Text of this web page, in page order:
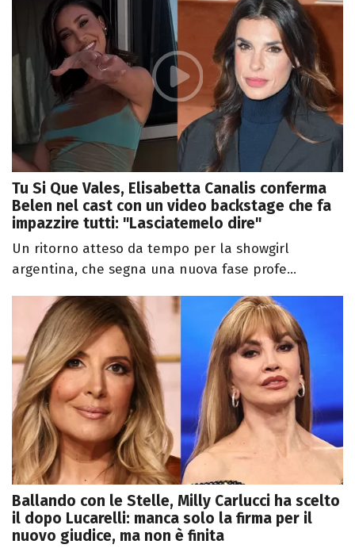
Tu Si Que Vales, Elisabetta Canalis conferma
Belen nel cast con un video backstage che fa
impazzire tutti: "Lasciatemelo dire"
Un ritorno atteso da tempo per la showgirl
argentina, che segna una nuova fase profe...
Ballando con le Stelle, Milly Carlucci ha scelto
il dopo Lucarelli: manca solo la firma per il
nuovo giudice, ma non è finita